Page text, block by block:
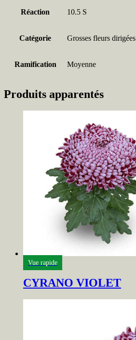
Réaction 10.5 S
Catégorie Grosses fleurs dirigées
Ramification Moyenne
Produits apparentés
Vue rapide
CYRANO VIOLET